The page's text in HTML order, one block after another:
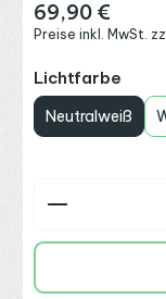
Regulärer Preis:
69,90 €
Preise inkl. MwSt.
Lichtfarbe
Neutralweiß
Produkt